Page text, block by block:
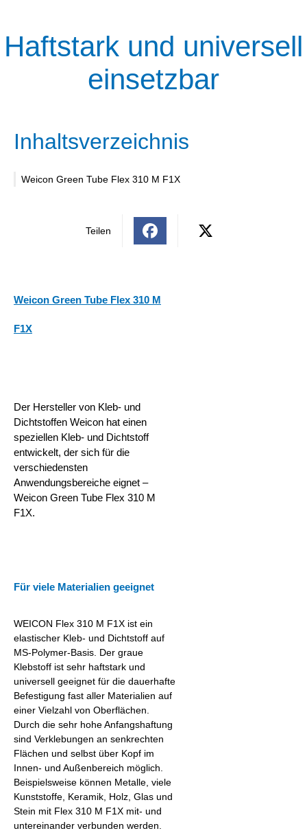
Haftstark und universell
einsetzbar
Inhaltsverzeichnis
Weicon Green Tube Flex 310 M F1X
Teilen
Weicon Green Tube Flex 310 M
F1X
Der Hersteller von Kleb- und
Dichtstoffen Weicon hat einen
speziellen Kleb- und Dichtstoff
entwickelt, der sich für die
verschiedensten
Anwendungsbereiche eignet –
Weicon Green Tube Flex 310 M
F1X.
Für viele Materialien geeignet
WEICON Flex 310 M F1X ist ein
elastischer Kleb- und Dichtstoff auf
MS-Polymer-Basis. Der graue
Klebstoff ist sehr haftstark und
universell geeignet für die dauerhafte
Befestigung fast aller Materialien auf
einer Vielzahl von Oberflächen.
Durch die sehr hohe Anfangshaftung
sind Verklebungen an senkrechten
Flächen und selbst über Kopf im
Innen- und Außenbereich möglich.
Beispielsweise können Metalle, viele
Kunststoffe, Keramik, Holz, Glas und
Stein mit Flex 310 M F1X mit- und
untereinander verbunden werden.